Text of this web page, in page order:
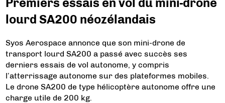
lourd SA200 néozélandais
Syos Aerospace annonce que son mini-drone de
transport lourd SA200 a passé avec succès ses
derniers essais de vol autonome, y compris
l’atterrissage autonome sur des plateformes mobiles.
Le drone SA200 de type hélicoptère autonome offre une
charge utile de 200 kg.